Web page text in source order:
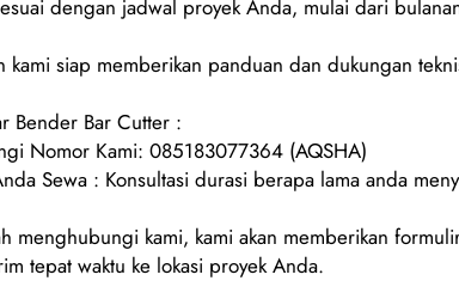
dengan jadwal proyek Anda, mulai dari
siap memberikan panduan dan dukungan
Bender Bar Cutter :
Nomor Kami: 085183077364 (AQSHA)
Sewa : Konsultasi durasi berapa lama anda
menghubungi kami, kami akan memberikan
tepat waktu ke lokasi proyek Anda.